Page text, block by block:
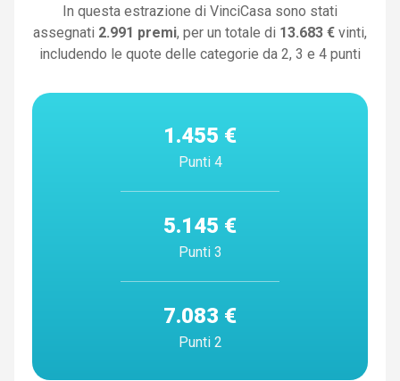
In questa estrazione di VinciCasa sono stati
assegnati 2.991 premi, per un totale di 13.683 € vinti,
includendo le quote delle categorie da 2, 3 e 4 punti
1.455 €
Punti 4
5.145 €
Punti 3
7.083 €
Punti 2